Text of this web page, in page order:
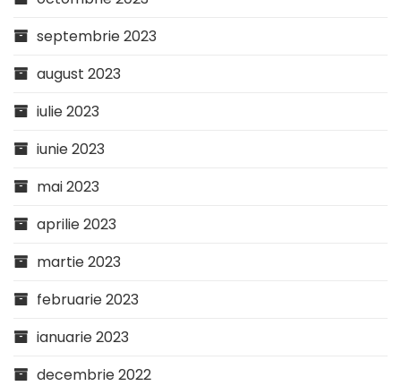
septembrie 2023
august 2023
iulie 2023
iunie 2023
mai 2023
aprilie 2023
martie 2023
februarie 2023
ianuarie 2023
decembrie 2022